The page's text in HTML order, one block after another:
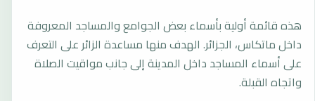
هذه قائمة أولية بأسماء بعض الجوامع والمساجد المعروفة
داخل ماتكاس، الجزائر. الهدف منها مساعدة الزائر على التعرف
على أسماء المساجد داخل المدينة إلى جانب مواقيت الصلاة
واتجاه القبلة.